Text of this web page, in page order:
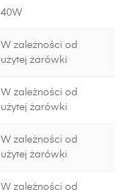
40W
W zależności od
użytej żarówki
W zależności od
użytej żarówki
W zależności od
użytej żarówki
W zależności od